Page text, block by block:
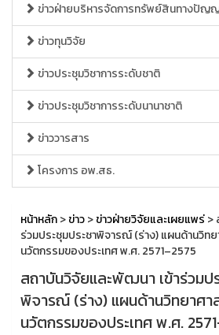
ข่าวฝ่ายบริหารจัดการทรัพย์สินทางปัญญ
ข่าวทุนวิจัย
ข่าวประชุมวิชาการระดับชาติ
ข่าวประชุมวิชาการระดับนานาชาติ
ข่าววารสาร
โครงการ อพ.สธ.
หน้าหลัก>ข่าว>ข่าวฝ่ายวิจัยและเผยแพร่>
ร่วมประชุมประชาพิจารณ์ (ร่าง) แผนด้านวิท
นวัตกรรมของประเทศ พ.ศ. 2571–2575
สถาบันวิจัยและพัฒนา เข้าร่วมป
พิจารณ์ (ร่าง) แผนด้านวิทยาศา
นวัตกรรมของประเทศ พ.ศ.